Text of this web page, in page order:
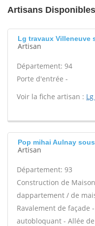
Artisans Disponibles
Lg travaux Villeneuve
Artisan
Département: 94
Porte d'entrée -
Voir la fiche artisan :
Pop mihai Aulnay
Artisan
Département: 93
Construction de
dappartement / de
Ravalement de façade
autobloquant - Allée